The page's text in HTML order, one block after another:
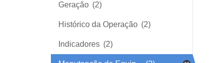
Geração (2)
Histórico da Operação (2)
Indicadores (2)